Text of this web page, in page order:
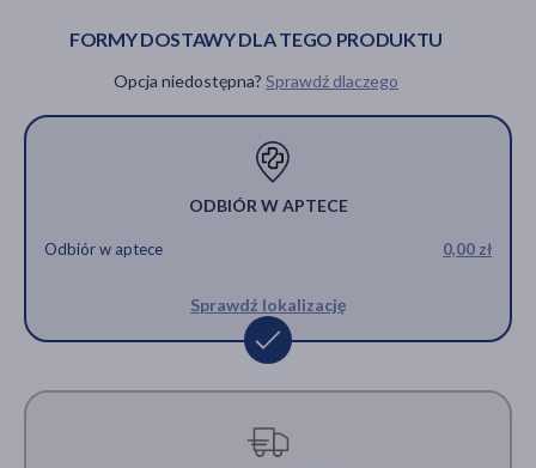
FORMY DOSTAWY DLA TEGO PRODUKTU
Opcja niedostępna? Sprawdź dlaczego
ODBIÓR W APTECE
Odbiór w aptece 0,00 zł
Sprawdź lokalizację